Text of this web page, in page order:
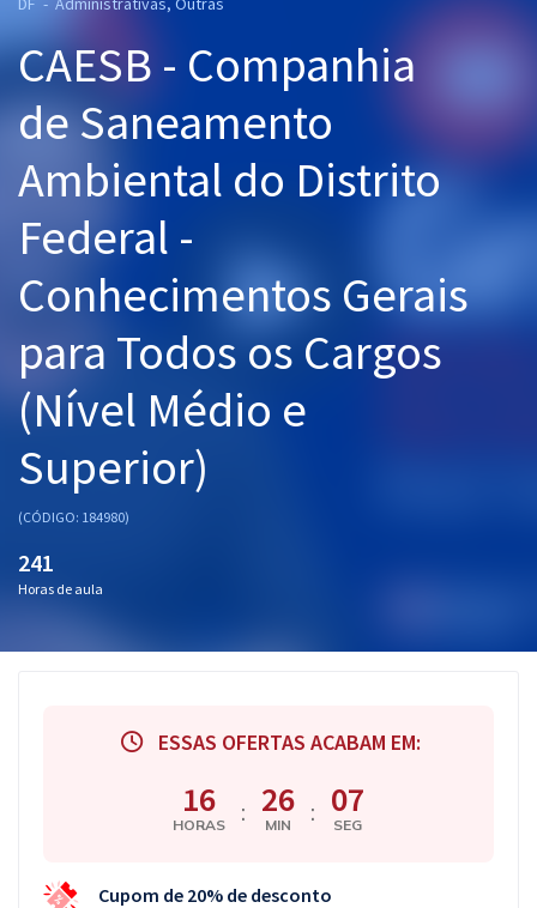
Cursos 20% OFF
Pós
Graduação
OAB
Mentorias
Questões grátis
Conteúdo gratuito
Blog
Aprovados
CAESB - Companhia
de Saneamento
Ambiental do Distrito
Federal -
Conhecimentos Gerais
para Todos os Cargos
(Nível Médio e
Superior)
(CÓDIGO: 184980)
241
Horas de aula
ESSAS OFERTAS ACABAM EM:
16
HORAS : 26
MIN : 07
SEG
Cupom de 20% de desconto